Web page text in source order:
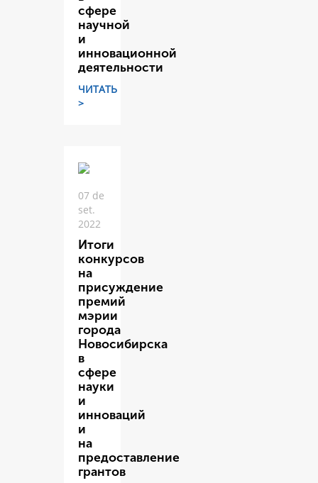
сфере
научной
и
инновационной
деятельности
ЧИТАТЬ
>
07 de
set.
2022
Итоги
конкурсов
на
присуждение
премий
мэрии
города
Новосибирска
в
сфере
науки
и
инноваций
и
на
предоставление
грантов